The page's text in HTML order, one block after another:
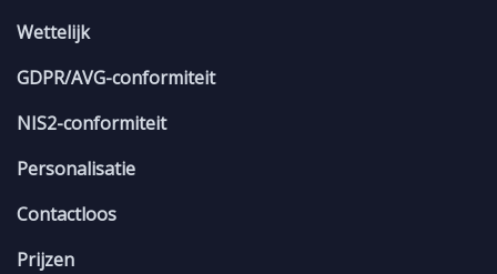
Wettelijk
GDPR/AVG-conformiteit
NIS2-conformiteit
Personalisatie
Contactloos
Prijzen